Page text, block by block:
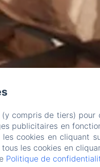
compris de tiers)
publicitaires en
cookies en cliquant
les cookies en
Politique de